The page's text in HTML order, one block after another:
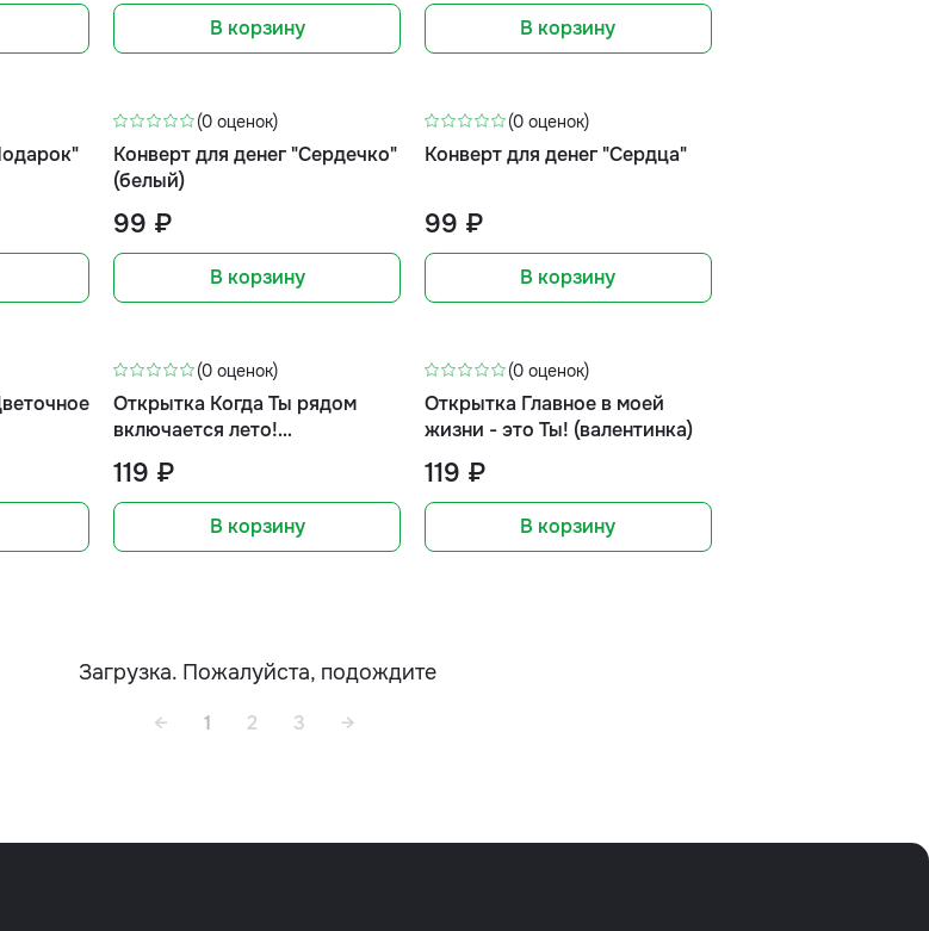
В корзину В корзину
(0 оценок)
Конверт для денег "Сердечко"
(белый)
99 ₽
В корзину
(0 оценок)
Конверт для денег "Сердца"
99 ₽
В корзину
(0 оценок)
Открытка Когда Ты рядом
включается лето!
119 ₽
В корзину
(0 оценок)
Открытка Главное в моей
жизни - это Ты! (валентинка)
119 ₽
В корзину
Загрузка. Пожалуйста, подождите
← 1 2 3 →